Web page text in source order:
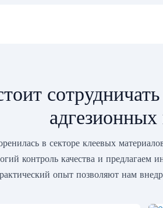
адгезионных
в секторе клеевых
контроль качества и
опыт позволяют нам